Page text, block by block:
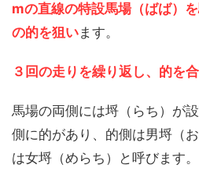
mの直線の特設馬場（ばば）
の的を狙います。
３回の走りを繰り返し、的を
馬場の両側には埒（らち）が
側に的があり、的側は男埒（
は女埒（めらち）と呼びます。